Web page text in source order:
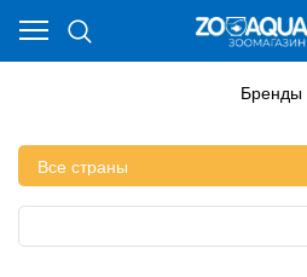
Бренды
Ваш город - Минск,